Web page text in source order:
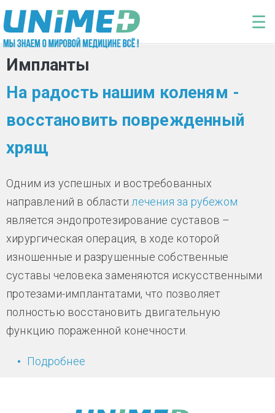
Перейти к основному содержанию
☰
Импланты
На радость нашим коленям -
восстановить поврежденный
хрящ
Одним из успешных и востребованных
направлений в области лечения за рубежом
является эндопротезирование суставов –
хирургическая операция, в ходе которой
изношенные и разрушенные собственные
суставы человека заменяются искусственными
протезами-имплантатами, что позволяет
полностью восстановить двигательную
функцию пораженной конечности.
Подробнее